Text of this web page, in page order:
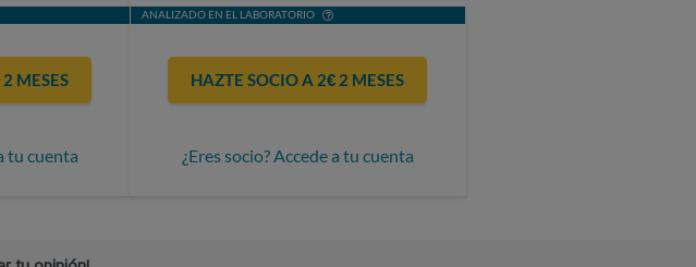
MESES
tu cuenta
ANALIZADO EN EL LABORATORIO
HAZTE SOCIO A 2€ 2 MESES
¿Eres socio? Accede a tu cuenta